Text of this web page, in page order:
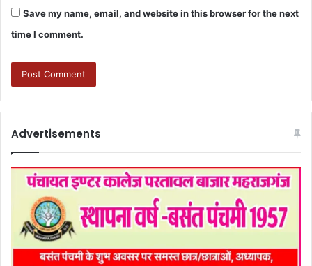
Save my name, email, and website in this browser for the next
time I comment.
Advertisements